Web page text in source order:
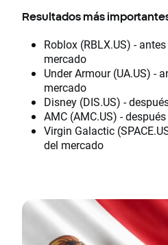
Resultados más
Roblox (RBLX.US) -
mercado
Under Armour (UA.US) -
mercado
Disney (DIS.US) -
AMC (AMC.US) -
Virgin Galactic
del mercado